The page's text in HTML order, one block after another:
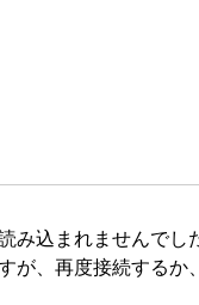
み込まれませんでし
が、再度接続する